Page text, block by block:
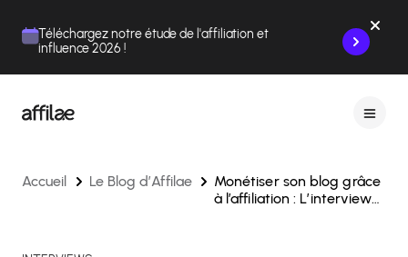
Téléchargez notre étude de l'affiliation et
influence 2026 !
Accueil Le Blog d’Affilae
Monétiser son blog grâce
à l’affiliation : L’interview